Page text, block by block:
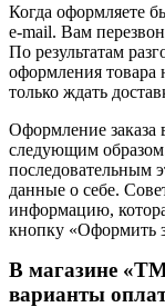
Когда оформляете
e-mail. Вам
По результатам
оформления товара
только ждать
Оформление заказа
следующим
последовательным
данные о себе.
информацию,
кнопку «Оформить
В магазине
варианты